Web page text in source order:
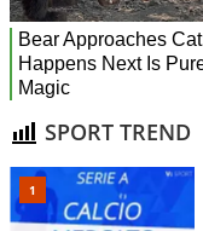
SPORT TREND